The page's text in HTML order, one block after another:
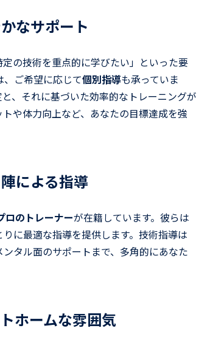
なサポート
の技術を重点的に学びたい」といった要
ご希望に応じて個別指導も承っていま
、それに基づいた効率的なトレーニングが
や体力向上など、あなたの目標達成を強
による指導
ロのトレーナーが在籍しています。彼らは
に最適な指導を提供します。技術指導は
タル面のサポートまで、多角的にあなた
ホームな雰囲気